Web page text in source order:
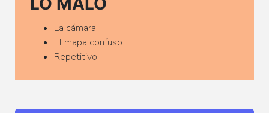
La cámara
El mapa confuso
Repetitivo